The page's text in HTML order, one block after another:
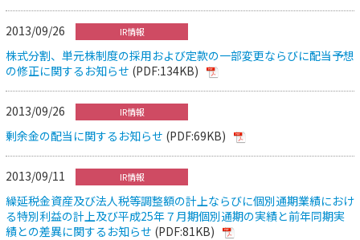
2013/09/26 IR情報
株式分割、単元株制度の採用および定款の一部変更ならびに配当予想
の修正に関するお知らせ (PDF:134KB)
2013/09/26 IR情報
剰余金の配当に関するお知らせ (PDF:69KB)
2013/09/11 IR情報
繰延税金資産及び法人税等調整額の計上ならびに個別通期業績におけ
る特別利益の計上及び平成25年７月期個別通期の実績と前年同期実
績との差異に関するお知らせ (PDF:81KB)